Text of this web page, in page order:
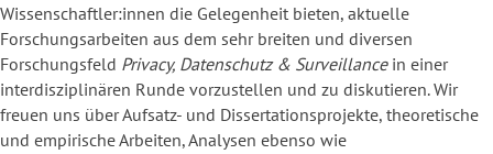
Wissenschaftler:innen die Gelegenheit bieten, aktuelle
Forschungsarbeiten aus dem sehr breiten und diversen
Forschungsfeld Privacy, Datenschutz & Surveillancein einer
interdisziplinären Runde vorzustellen und zu diskutieren. Wir
freuen uns über Aufsatz- und Dissertationsprojekte, theoretische
und empirische Arbeiten, Analysen ebenso wie